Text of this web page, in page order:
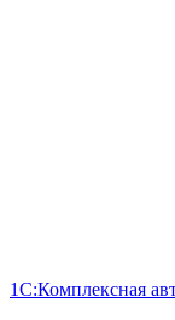
1С:Комплексная